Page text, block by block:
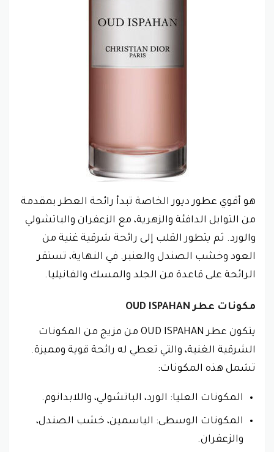
هو أقوي عطور ديور الخاصة تبدأ رائحة العطر بمقدمة
من التوابل الدافئة والزهرية، مع الزعفران والباتشولي
والورد. ثم يتطور القلب إلى رائحة شرقية غنية من
العود وخشب الصندل والعنبر. في النهاية، تستقر
الرائحة على قاعدة من الجلد والمسك والفانيليا.
مكونات عطر OUD ISPAHAN
يتكون عطر OUD ISPAHAN من مزيج من المكونات
الشرقية الغنية، والتي تعطي له رائحة قوية ومميزة.
تشمل هذه المكونات:
المكونات العليا: الورد، الباتشولي، واللابدانوم.
المكونات الوسطى: الياسمين، خشب الصندل،
والزعفران.